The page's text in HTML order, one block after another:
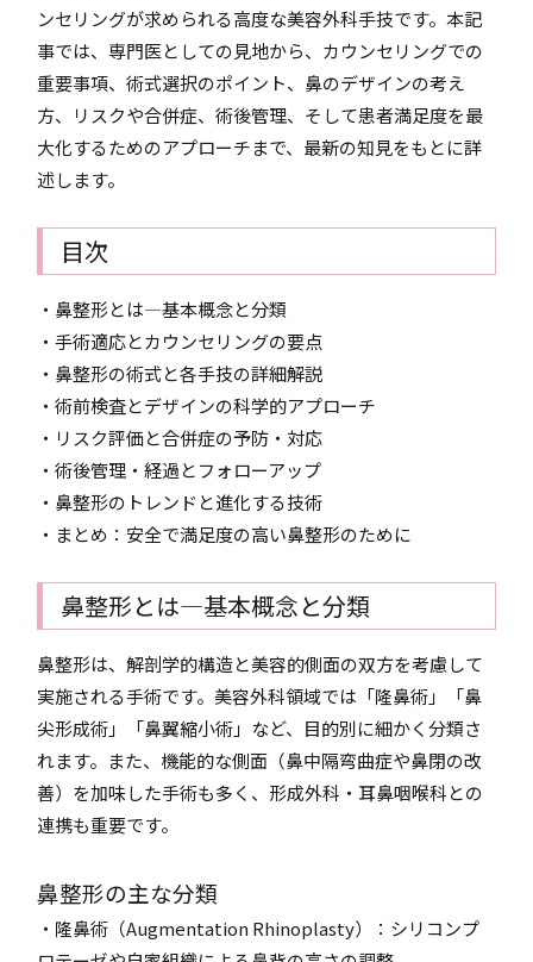
ンセリングが求められる高度な美容外科手技です。本記
事では、専門医としての見地から、カウンセリングでの
重要事項、術式選択のポイント、鼻のデザインの考え
方、リスクや合併症、術後管理、そして患者満足度を最
大化するためのアプローチまで、最新の知見をもとに詳
述します。
目次
・鼻整形とは―基本概念と分類
・手術適応とカウンセリングの要点
・鼻整形の術式と各手技の詳細解説
・術前検査とデザインの科学的アプローチ
・リスク評価と合併症の予防・対応
・術後管理・経過とフォローアップ
・鼻整形のトレンドと進化する技術
・まとめ：安全で満足度の高い鼻整形のために
鼻整形とは―基本概念と分類
鼻整形は、解剖学的構造と美容的側面の双方を考慮して
実施される手術です。美容外科領域では「隆鼻術」「鼻
尖形成術」「鼻翼縮小術」など、目的別に細かく分類さ
れます。また、機能的な側面（鼻中隔弯曲症や鼻閉の改
善）を加味した手術も多く、形成外科・耳鼻咽喉科との
連携も重要です。
鼻整形の主な分類
・隆鼻術（Augmentation Rhinoplasty）：シリコンプ